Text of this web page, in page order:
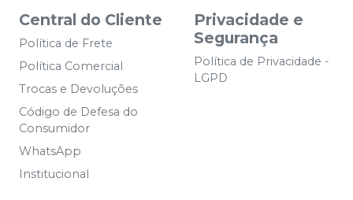
Central do Cliente
Política de Frete
Política Comercial
Trocas e Devoluções
Código de Defesa do
Consumidor
WhatsApp
Institucional
Privacidade e
Segurança
Política de Privacidade -
LGPD